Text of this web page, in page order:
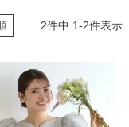
2件中 1-2件表示